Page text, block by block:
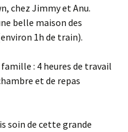
chez Jimmy et Anu.
belle maison des
1h de train).
: 4 heures de travail
et de repas
soin de cette grande